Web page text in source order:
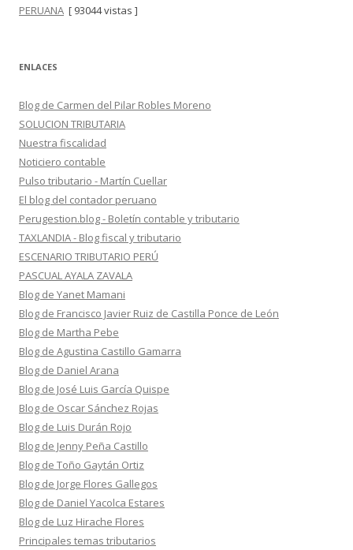
PERUANA [ 93044 vistas ]
ENLACES
Blog de Carmen del Pilar Robles Moreno
SOLUCION TRIBUTARIA
Nuestra fiscalidad
Noticiero contable
Pulso tributario - Martín Cuellar
El blog del contador peruano
Perugestion.blog - Boletín contable y tributario
TAXLANDIA - Blog fiscal y tributario
ESCENARIO TRIBUTARIO PERÚ
PASCUAL AYALA ZAVALA
Blog de Yanet Mamani
Blog de Francisco Javier Ruiz de Castilla Ponce de León
Blog de Martha Pebe
Blog de Agustina Castillo Gamarra
Blog de Daniel Arana
Blog de José Luis García Quispe
Blog de Oscar Sánchez Rojas
Blog de Luis Durán Rojo
Blog de Jenny Peña Castillo
Blog de Toño Gaytán Ortiz
Blog de Jorge Flores Gallegos
Blog de Daniel Yacolca Estares
Blog de Luz Hirache Flores
Principales temas tributarios